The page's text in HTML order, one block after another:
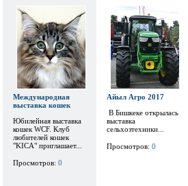
Международная
выставка кошек
Юбилейная выставка
кошек WCF. Клуб
любителей кошек
"KICA" приглашает...
Просмотров: 0
Айыл Агро 2017
В Бишкеке открылась
выставка
сельхозтехники...
Просмотров: 0